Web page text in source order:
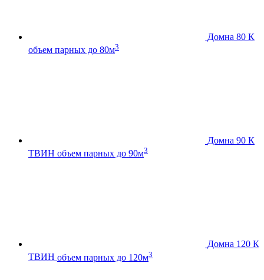
Домна 80 К
объем парных до 80м3
Домна 90 К
ТВИН объем парных до 90м3
Домна 120 К
ТВИН объем парных до 120м3